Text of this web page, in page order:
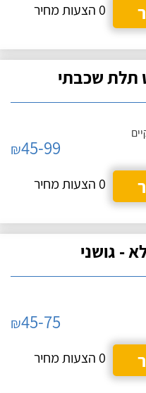
0 הצעות מחיר
תלת שכבתי
₪45-99
0 הצעות מחיר
- גושני
₪45-75
0 הצעות מחיר